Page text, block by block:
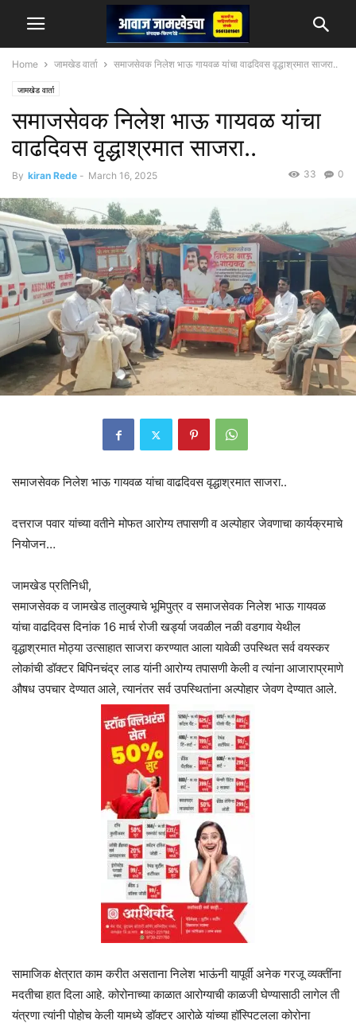
Home जामखेड वार्ता समाजसेवक निलेश भाऊ गायवळ यांचा वाढदिवस वृद्धाश्रमात साजरा..
जामखेड वार्ता
समाजसेवक निलेश भाऊ गायवळ यांचा
वाढदिवस वृद्धाश्रमात साजरा..
By kiran Rede - March 16, 2025 0
33
समाजसेवक निलेश भाऊ गायवळ यांचा वाढदिवस वृद्धाश्रमात साजरा..
दत्तराज पवार यांच्या वतीने मोफत आरोग्य तपासणी व अल्पोहार जेवणाचा कार्यक्रमाचे
नियोजन…
जामखेड प्रतिनिधी,
समाजसेवक व जामखेड तालुक्याचे भूमिपुत्र व समाजसेवक निलेश भाऊ गायवळ
यांचा वाढदिवस दिनांक 16 मार्च रोजी खर्ड्या जवळील नळी वडगाव येथील
वृद्धाश्रमात मोठ्या उत्साहात साजरा करण्यात आला यावेळी उपस्थित सर्व वयस्कर
लोकांची डॉक्टर बिपिनचंद्र लाड यांनी आरोग्य तपासणी केली व त्यांना आजाराप्रमाणे
औषध उपचार देण्यात आले, त्यानंतर सर्व उपस्थितांना अल्पोहार जेवण देण्यात आले.
सामाजिक क्षेत्रात काम करीत असताना निलेश भाऊंनी यापूर्वी अनेक गरजू व्यक्तींना
मदतीचा हात दिला आहे. कोरोनाच्या काळात आरोग्याची काळजी घेण्यासाठी लागेल ती
यंत्रणा त्यांनी पोहोच केली यामध्ये डॉक्टर आरोळे यांच्या हॉस्पिटलला कोरोना